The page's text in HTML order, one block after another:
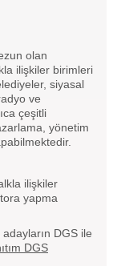
olan
ilişkiler birimleri
siyasal
ve
çeşitli
yönetim
ilişkiler
yapma
DGS ile
DGS